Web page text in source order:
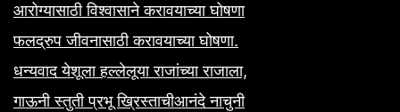
आरोग्यासाठी विश्वासाने करावयाच्या घोषणा
फलद्रुप जीवनासाठी करावयाच्या घोषणा.
धन्यवाद येशूला हल्लेलूया राजांच्या राजाला,
गाऊनी स्तुती प्रभू ख्रिस्ताचीआनंदे नाचुनी